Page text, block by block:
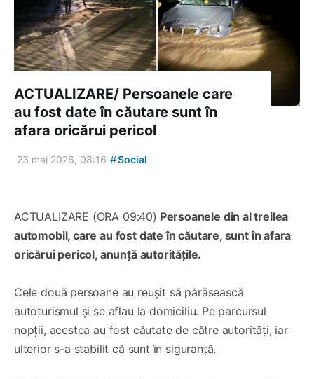
ACTUALIZARE/ Persoanele care
au fost date în căutare sunt în
afara oricărui pericol
23 mai 2026, 08:16 #Social
ACTUALIZARE (ORA 09:40) Persoanele din al treilea
automobil, care au fost date în căutare, sunt în afara
oricărui pericol, anunță autoritățile.
Cele două persoane au reușit să părăsească
autoturismul și se aflau la domiciliu. Pe parcursul
nopții, acestea au fost căutate de către autorități, iar
ulterior s-a stabilit că sunt în siguranță.